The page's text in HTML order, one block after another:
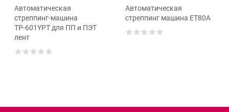
Автоматическая
стреппинг-машина
ТР-601YPT для ПП и ПЭТ
лент
Автоматическая
стреппинг машина ET80A